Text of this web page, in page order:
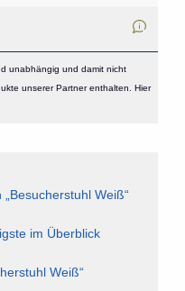
unabhängig und damit nicht
unserer Partner enthalten. Hier
Weiß“
im Überblick
Weiß“